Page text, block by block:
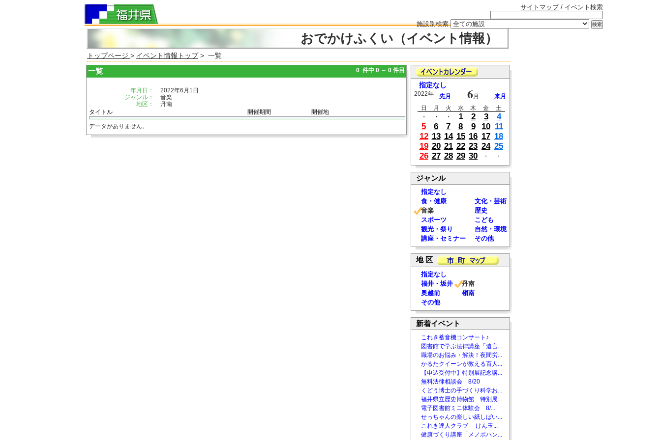
サイトマップ/ イベント検索
施設別検索
おでかけふくい（イベント情報）
トップページ > イベント情報トップ> 一覧
一覧 0 件中 0 ～ 0 件目
年月日：
2022年6月1日
ジャンル：
音楽
地区：
丹南
タイトル
開催期間 開催地
データがありません。
指定なし
2022年 先月 6月
来月
日
月 火 水 木 金
土
・
・ ・ 1 2 3
4
5
6 7 8 9 10 11
12 13 14 15 16 17 18
19 20 21 22 23 24 25
26 27 28 29 30 ・ ・
ジャンル
指定なし
食・健康
文化・芸術
音楽
歴史
スポーツ
こども
観光・祭り
自然・環境
講座・セミナー
その他
地 区
指定なし
福井・坂井
丹南
奥越前
嶺南
その他
新着イベント
これき蓄音機コンサート♪
図書館で学ぶ法律講座「遺言...
職場のお悩み・解決！夜間労...
かるたクイーンが教える百人...
【申込受付中】特別展記念講...
無料法律相談会 8/20
くどう博士の手づくり科学お...
福井県立歴史博物館 特別展...
電子図書館ミニ体験会 8/...
せっちゃんの楽しい紙しばい...
これき達人クラブ けん玉...
健康づくり講座「メノポハン...